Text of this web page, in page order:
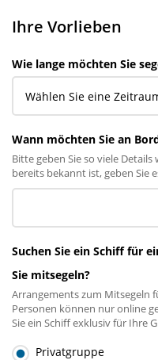
Ihre Vorlieben
Wie lange möchten Sie
Wann möchten Sie an
Bitte geben Sie so viele
bereits bekannt ist, geben Sie
Suchen Sie ein Schiff für
Sie mitsegeln?
Arrangements zum Mitsegeln
Personen können nur online
Sie ein Schiff exklusiv für Ihre
Privatgruppe